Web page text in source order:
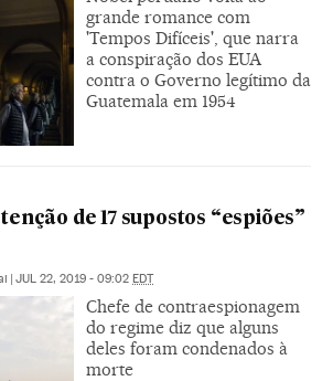
grande romance com
'Tempos Difíceis', que narra
a conspiração dos EUA
contra o Governo legítimo da
Guatemala em 1954
de 17 supostos “espiões”
| JUL 22, 2019 - 09:02 EDT
Chefe de contraespionagem
do regime diz que alguns
deles foram condenados à
morte